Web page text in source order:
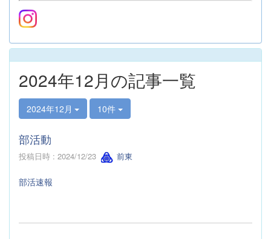
2024年12月の記事一覧
2024年12月 10件
部活動
投稿日時 : 2024/12/23 前東
部活速報